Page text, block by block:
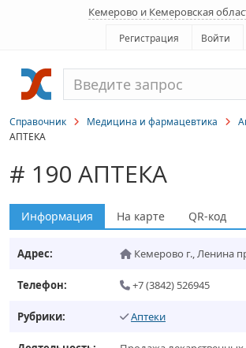
Кемерово и Кемеровская
Регистрация Войти
Справочник Медицина и фармацевтика
АПТЕКА
# 190 АПТЕКА
Информация На карте QR-код
Адрес: Кемерово г.,Ленина
Телефон: +7 (3842) 526945
Рубрики: Аптеки